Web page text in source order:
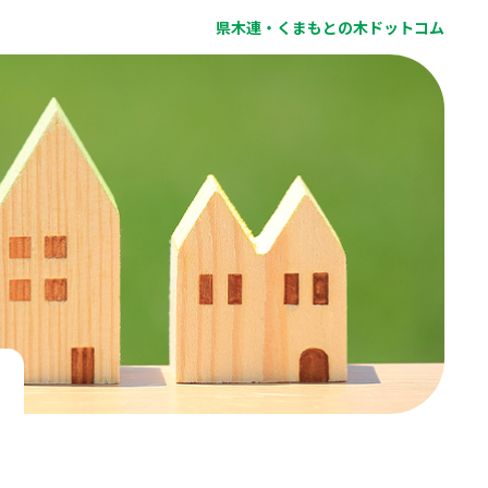
県木連・くまもとの木ドットコム